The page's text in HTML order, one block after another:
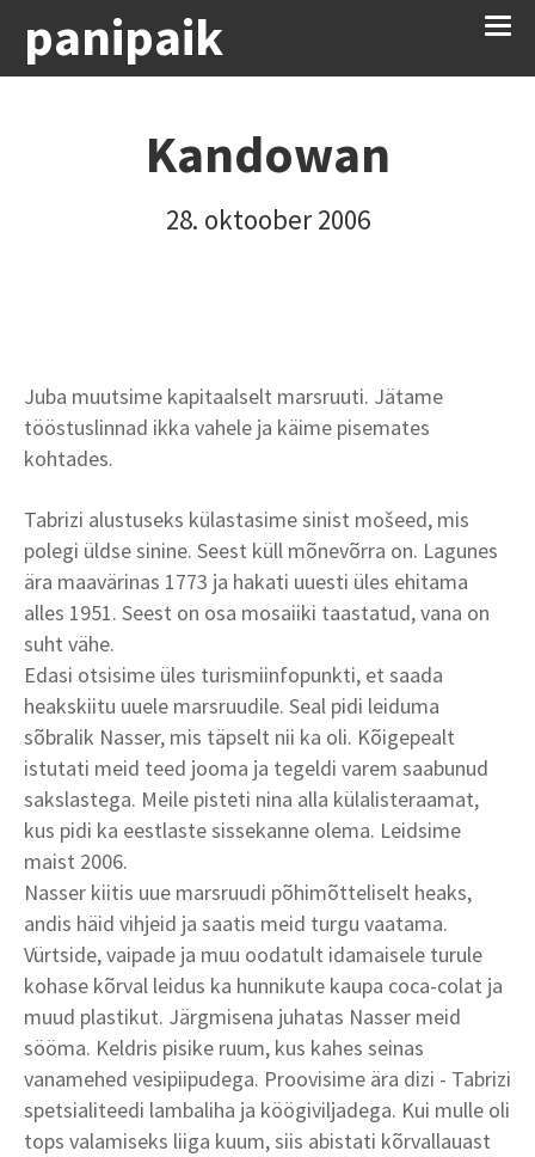
panipaik
Kandowan
28. oktoober 2006
Juba muutsime kapitaalselt marsruuti. Jätame
tööstuslinnad ikka vahele ja käime pisemates
kohtades.
Tabrizi alustuseks külastasime sinist mošeed, mis
polegi üldse sinine. Seest küll mõnevõrra on. Lagunes
ära maavärinas 1773 ja hakati uuesti üles ehitama
alles 1951. Seest on osa mosaiiki taastatud, vana on
suht vähe.
Edasi otsisime üles turismiinfopunkti, et saada
heakskiitu uuele marsruudile. Seal pidi leiduma
sõbralik Nasser, mis täpselt nii ka oli. Kõigepealt
istutati meid teed jooma ja tegeldi varem saabunud
sakslastega. Meile pisteti nina alla külalisteraamat,
kus pidi ka eestlaste sissekanne olema. Leidsime
maist 2006.
Nasser kiitis uue marsruudi põhimõtteliselt heaks,
andis häid vihjeid ja saatis meid turgu vaatama.
Vürtside, vaipade ja muu oodatult idamaisele turule
kohase kõrval leidus ka hunnikute kaupa coca-colat ja
muud plastikut. Järgmisena juhatas Nasser meid
sööma. Keldris pisike ruum, kus kahes seinas
vanamehed vesipiipudega. Proovisime ära dizi - Tabrizi
spetsialiteedi lambaliha ja köögiviljadega. Kui mulle oli
tops valamiseks liiga kuum, siis abistati kõrvallauast